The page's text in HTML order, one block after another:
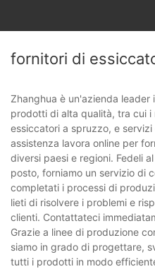
fornitori di
Zhanghua è un'azienda
prodotti di alta qualità, tra cui
essiccatori a spruzzo, e
assistenza lavora online per
diversi paesi e regioni. Fedeli
posto, forniamo un servizio di
completati i processi di
lieti di risolvere i problemi e
clienti. Contattateci
Grazie a linee di produzione
siamo in grado di progettare,
tutti i prodotti in modo